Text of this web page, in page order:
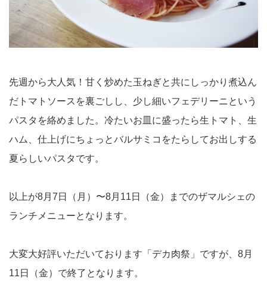
先週から大人気！甘く炒めた玉ねぎと共にしっかり煮込ん
だトマトソースを裏ごしし、少し細いフェデリーニという
パスタを絡めました。冷たいお皿に盛ったら生トマト、生
ハム、仕上げにちょっとバルサミコをたらしてお出しする
夏らしいパスタです。
以上が8月7日（月）〜8月11日（金）までのザマルシェの
ランチメニューとなります。
大変大好評いただいております「デカ肉祭」ですが、8月
11日（金）で終了となります。